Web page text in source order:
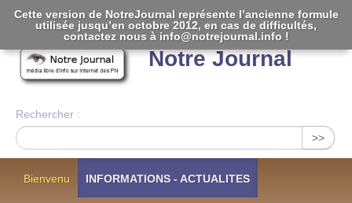
Notre Journal
Rechercher :
>>
Bienvenu INFORMATIONS - ACTUALITES
Cette version de NotreJournal représente l’ancienne formule
utilisée jusqu’en octobre 2012, en cas de difficultés,
contactez nous à info@notrejournal.info !